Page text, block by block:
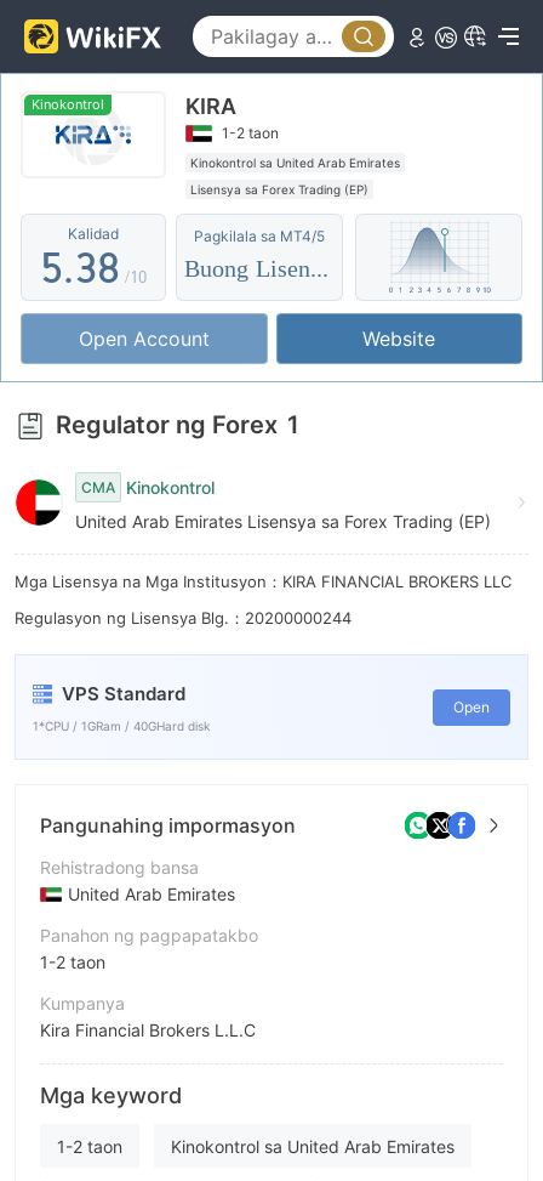
Kinokontrol KIRA
1-2 taon
Kinokontrol sa United Arab Emirates
Lisensya sa Forex Trading (EP)
Ang buong lisensya ng MT5
Pandaigdigang negosyo
Kalidad
0
1
2
4
5
6
7
8
.
0
2
3
4
5
6
7
8
9
3
4
5
7
8
9
/10
Pagkilala sa MT4/5
Buong Lisensya
Open Account Website
Regulator ng Forex 1
CMA
Kinokontrol
United Arab Emirates Lisensya sa Forex Trading (EP)
Mga Lisensya na Mga Institusyon：KIRA FINANCIAL BROKERS LLC
Regulasyon ng Lisensya Blg.：20200000244
VPS Standard
1*CPU / 1GRam / 40GHard disk
Open
Pangunahing impormasyon
Rehistradong bansa
United Arab Emirates
Panahon ng pagpapatakbo
1-2 taon
Kumpanya
Kira Financial Brokers L.L.C
Pagwawasto
KIRA
empleyado ng kumpanya
Mga keyword
1-2 taon Kinokontrol sa United Arab Emirates